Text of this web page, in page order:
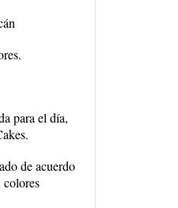
para el día,
de acuerdo
colores